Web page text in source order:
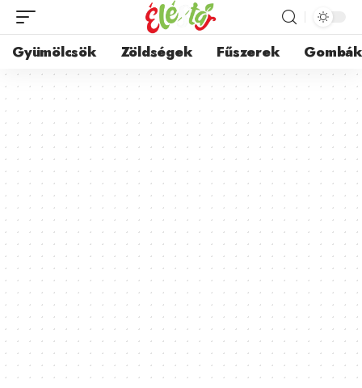
Gyümölcsök Zöldségek Fűszerek Gombák